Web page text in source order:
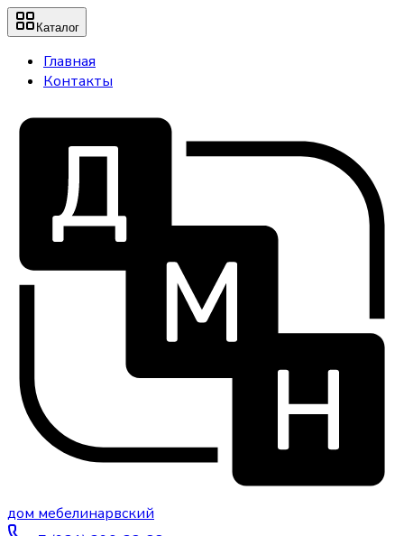
Каталог
Главная
Контакты
дом мебелинарвский